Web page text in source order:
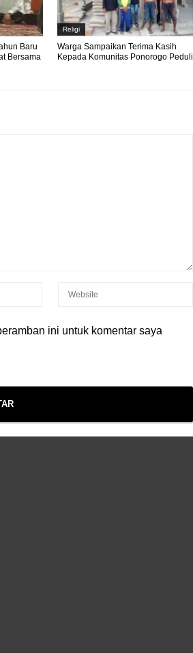
Baru
Bersama
Religi
Warga Sampaikan Terima Kasih
Kepada Komunitas Ponorogo Peduli
ini untuk komentar saya